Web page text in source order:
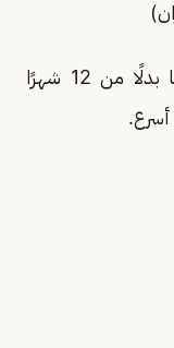
تُركّز على تقسيم السنة إلى 12 أسبوعًا بدلًا من 12 شهرًا
أسرع.